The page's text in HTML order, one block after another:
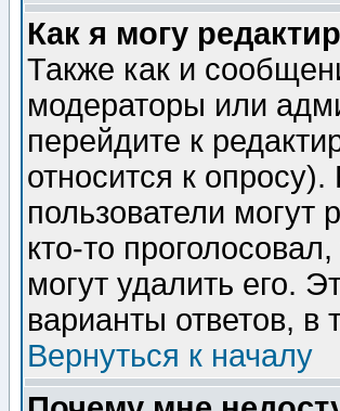
Как я могу
Также как и
модераторы или
перейдите к
относится к
пользователи могут
кто-то
могут удалить его.
варианты ответов,
Вернуться к началу